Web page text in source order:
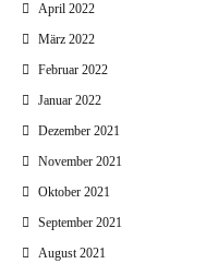
April 2022
März 2022
Februar 2022
Januar 2022
Dezember 2021
November 2021
Oktober 2021
September 2021
August 2021